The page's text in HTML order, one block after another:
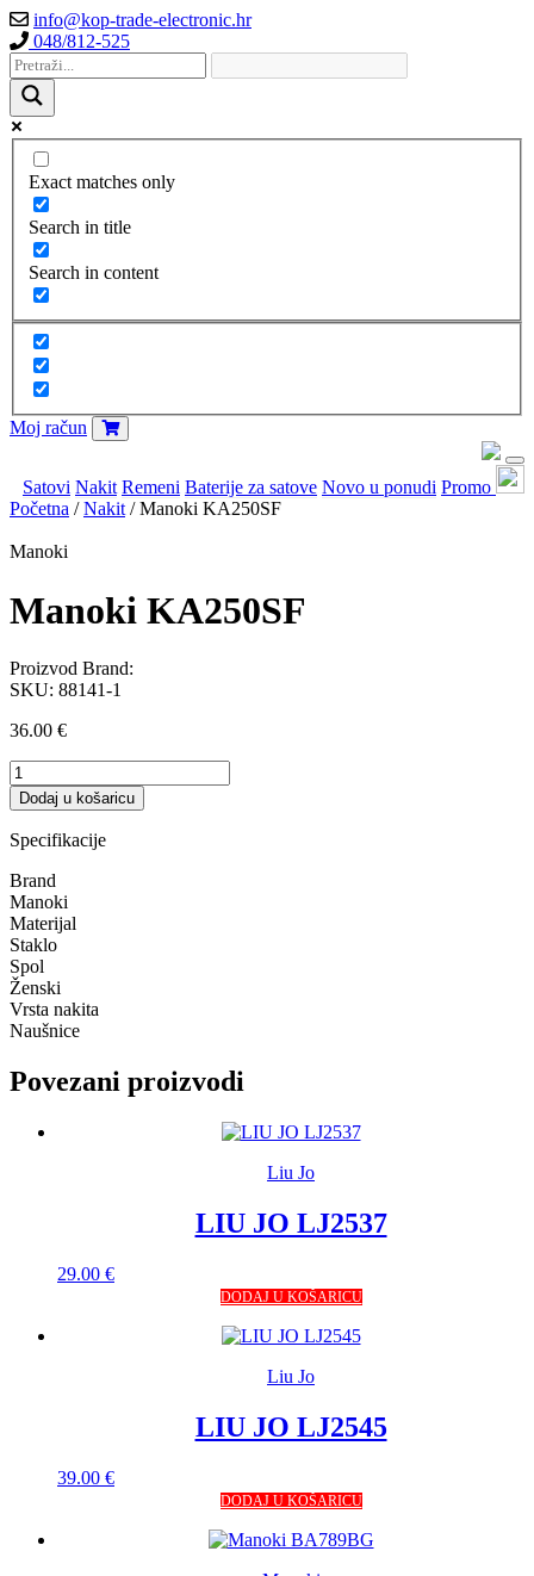
info@kop-trade-electronic.hr
048/812-525
Exact matches only
Search in title
Search in content
Moj račun
Satovi Nakit Remeni Baterije za satove Novo u ponudi Promo
Početna /Nakit / Manoki KA250SF
Manoki
Manoki KA250SF
SKU: 88141-1
Proizvod Brand:
36.00 €
Manoki
KA250SF
količina
Dodaj u košaricu
Specifikacije
Brand
Manoki
Materijal
Staklo
Spol
Ženski
Vrsta nakita
Naušnice
Povezani proizvodi
Liu Jo
LIU JO LJ2537
29.00 €
DODAJ U KOŠARICU
Liu Jo
LIU JO LJ2545
39.00 €
DODAJ U KOŠARICU